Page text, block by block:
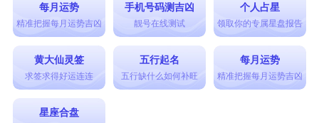
每月运势
精准把握每月运势吉凶
手机号码测吉凶
靓号在线测试
个人占星
领取你的专属星盘报告
黄大仙灵签
求签求得好运连连
五行起名
五行缺什么如何补旺
每月运势
精准把握每月运势吉凶
星座合盘